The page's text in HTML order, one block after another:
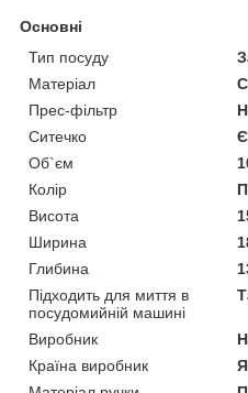
Основні
Тип посуду
Матеріал
Прес-фільтр
Ситечко
Є
Об`єм
Колір
Висота
Ширина
Глибина
Підходить для миття в
посудомийній машині
Виробник
Країна виробник